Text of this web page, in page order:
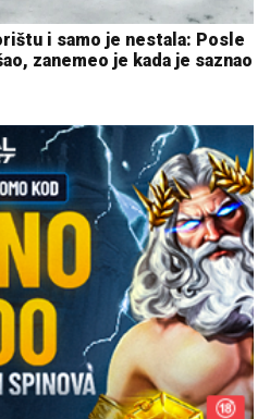
i samo je nestala: Posle
zanemeo je kada je saznao